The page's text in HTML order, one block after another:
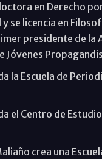
en Derecho
se licencia en
presidente de la
Jóvenes
la Escuela de
el Centro de
crea una